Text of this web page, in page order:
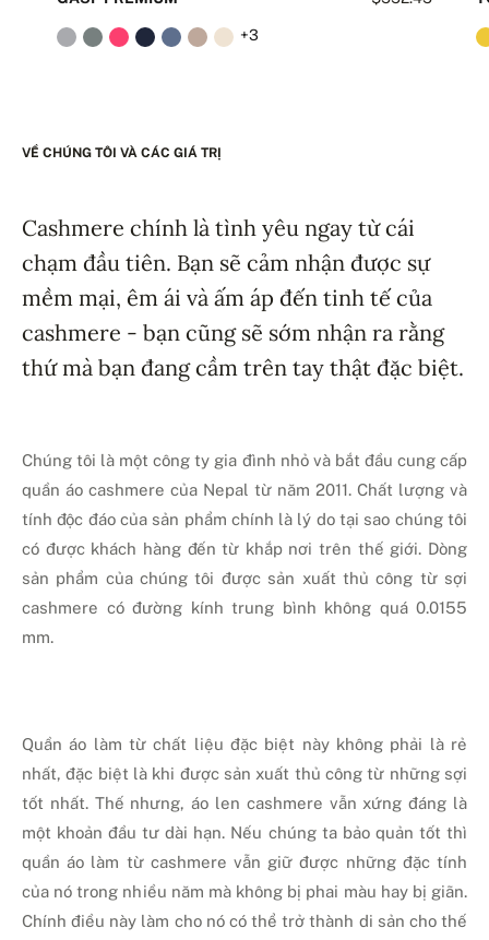
+3
VỀ CHÚNG TÔI VÀ CÁC GIÁ TRỊ
Cashmere chính là tình yêu ngay từ cái
chạm đầu tiên. Bạn sẽ cảm nhận được sự
mềm mại, êm ái và ấm áp đến tinh tế của
cashmere - bạn cũng sẽ sớm nhận ra rằng
thứ mà bạn đang cầm trên tay thật đặc biệt.
Chúng tôi là một công ty gia đình nhỏ và bắt đầu cung cấp
quần áo cashmere của Nepal từ năm 2011. Chất lượng và
tính độc đáo của sản phẩm chính là lý do tại sao chúng tôi
có được khách hàng đến từ khắp nơi trên thế giới. Dòng
sản phẩm của chúng tôi được sản xuất thủ công từ sợi
cashmere có đường kính trung bình không quá 0.0155
mm.
Quần áo làm từ chất liệu đặc biệt này không phải là rẻ
nhất, đặc biệt là khi được sản xuất thủ công từ những sợi
tốt nhất. Thế nhưng, áo len cashmere vẫn xứng đáng là
một khoản đầu tư dài hạn. Nếu chúng ta bảo quản tốt thì
quần áo làm từ cashmere vẫn giữ được những đặc tính
của nó trong nhiều năm mà không bị phai màu hay bị giãn.
Chính điều này làm cho nó có thể trở thành di sản cho thế